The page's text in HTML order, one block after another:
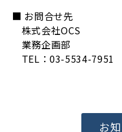
■ お問合せ先
株式会社OCS
業務企画部
TEL：03-5534-7951
お